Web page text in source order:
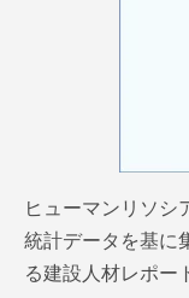
ヒューマンリソシ
統計データを基に
る建設人材レポー